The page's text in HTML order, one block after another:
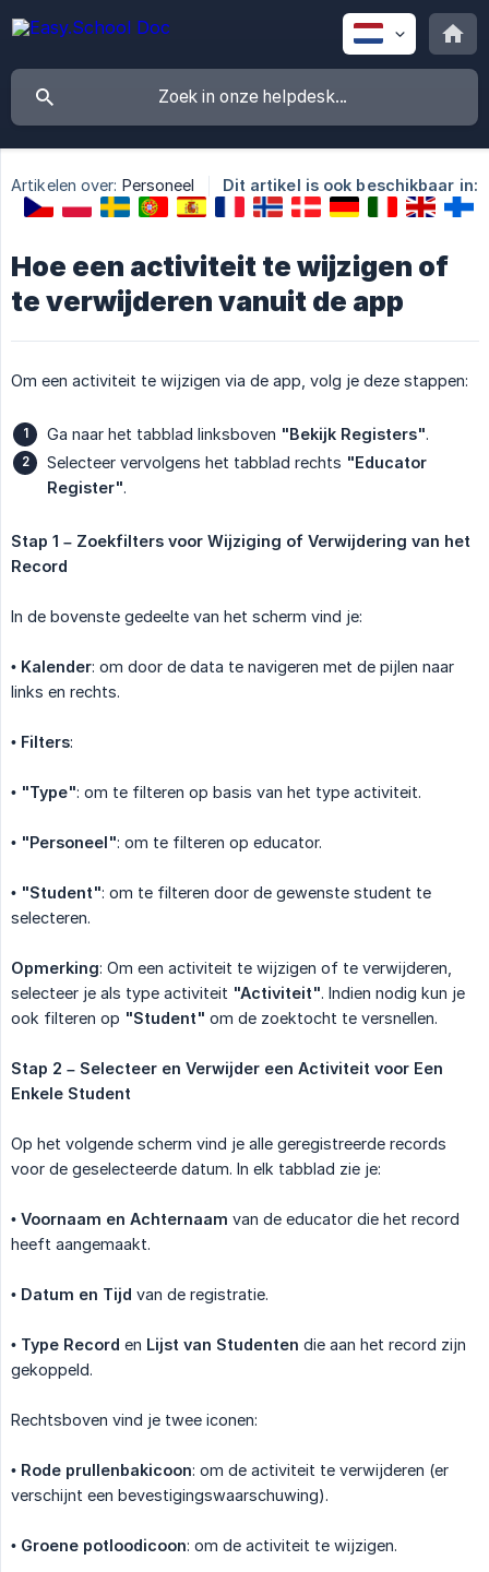
Artikelen over: Personeel Dit artikel is ook beschikbaar in:
Hoe een activiteit te wijzigen of
te verwijderen vanuit de app
Om een activiteit te wijzigen via de app, volg je deze stappen:
Ga naar het tabblad linksboven "Bekijk Registers".
Selecteer vervolgens het tabblad rechts "Educator
Register".
Stap 1 – Zoekfilters voor Wijziging of Verwijdering van het
Record
In de bovenste gedeelte van het scherm vind je:
• Kalender: om door de data te navigeren met de pijlen naar
links en rechts.
• Filters:
• "Type": om te filteren op basis van het type activiteit.
• "Personeel": om te filteren op educator.
• "Student": om te filteren door de gewenste student te
selecteren.
Opmerking: Om een activiteit te wijzigen of te verwijderen,
selecteer je als type activiteit "Activiteit". Indien nodig kun je
ook filteren op "Student" om de zoektocht te versnellen.
Stap 2 – Selecteer en Verwijder een Activiteit voor Een
Enkele Student
Op het volgende scherm vind je alle geregistreerde records
voor de geselecteerde datum. In elk tabblad zie je:
• Voornaam en Achternaam van de educator die het record
heeft aangemaakt.
• Datum en Tijd van de registratie.
• Type Record en Lijst van Studenten die aan het record zijn
gekoppeld.
Rechtsboven vind je twee iconen:
• Rode prullenbakicoon: om de activiteit te verwijderen (er
verschijnt een bevestigingswaarschuwing).
• Groene potloodicoon: om de activiteit te wijzigen.